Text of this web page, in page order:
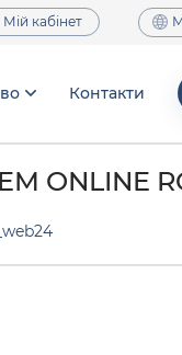
Мій кабінет
Контакти
ONLINE